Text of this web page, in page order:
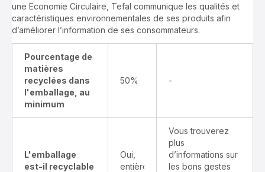
une Economie Circulaire, Tefal communique les qualités et
caractéristiques environnementales de ses produits afin
d’améliorer l’information de ses consommateurs.
Pourcentage de
matières
recyclées dans
l'emballage, au
minimum
50% -
L'emballage
est-il recyclable
Oui,
entièrement
Vous trouverez
plus
d’informations sur
les bons gestes